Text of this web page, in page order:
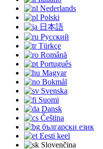
Nederlands
Polski
日本語
Русский
Türkçe
Română
Português
Magyar
Bokmål
Svenska
Suomi
Dansk
Čeština
български език
Eesti keel
Slovenčina